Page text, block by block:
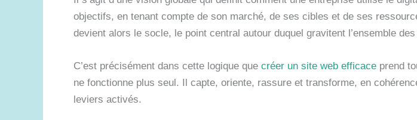
objectifs, en tenant compte de son marché, de ses cibles et de ses
devient alors le socle, le point central autour duquel gravitent l’ensemble
C’est précisément dans cette logique que créer un site web efficace prend
ne fonctionne plus seul. Il capte, oriente, rassure et transforme, en
leviers activés.